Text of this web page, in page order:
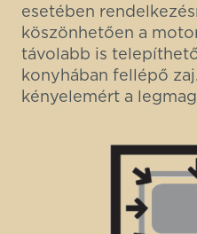
esetében
köszönhetően a
távolabb is
konyhában fellépő
kényelemért a